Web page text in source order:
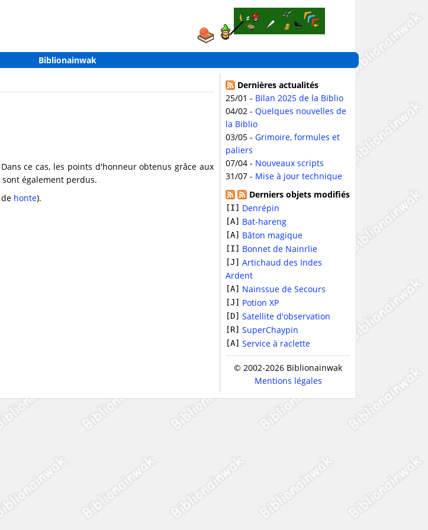
Biblionainwak
Dernières actualités
25/01 - Bilan 2025 de la Biblio
04/02 - Quelques nouvelles de
la Biblio
03/05 - Grimoire, formules et
paliers
07/04 - Nouveaux scripts
31/07 - Mise à jour technique
Derniers objets modifiés
[I] Denrépin
[A] Bat-hareng
[A] Bâton magique
[I] Bonnet de Nainrlie
[J] Artichaud des Indes
Ardent
[A] Nainssue de Secours
[J] Potion XP
[D] Satellite d'observation
[R] SuperChaypin
[A] Service à raclette
© 2002-2026 Biblionainwak
Mentions légales
ce cas, les points d'honneur obtenus grâce aux
également perdus.
honte).